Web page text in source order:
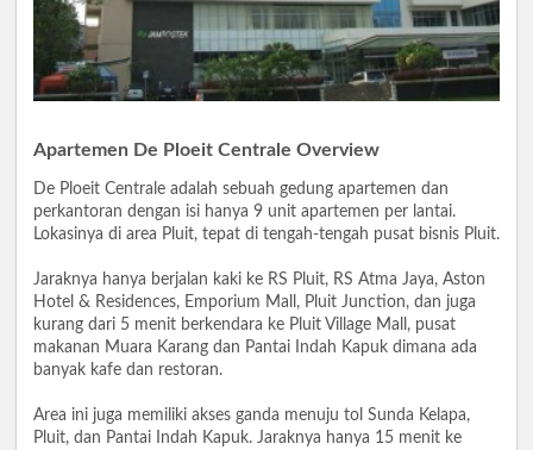
Apartemen De Ploeit Centrale Overview
De Ploeit Centrale adalah sebuah gedung apartemen dan
perkantoran dengan isi hanya 9 unit apartemen per lantai.
Lokasinya di area Pluit, tepat di tengah-tengah pusat bisnis Pluit.
Jaraknya hanya berjalan kaki ke RS Pluit, RS Atma Jaya, Aston
Hotel & Residences, Emporium Mall, Pluit Junction, dan juga
kurang dari 5 menit berkendara ke Pluit Village Mall, pusat
makanan Muara Karang dan Pantai Indah Kapuk dimana ada
banyak kafe dan restoran.
Area ini juga memiliki akses ganda menuju tol Sunda Kelapa,
Pluit, dan Pantai Indah Kapuk. Jaraknya hanya 15 menit ke